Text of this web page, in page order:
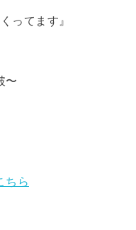
ってます』
〜
ちら